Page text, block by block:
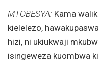
MTOBESYA: Kama
kielelezo,
hizi, ni ukiukwaji
isingeweza kuombwa